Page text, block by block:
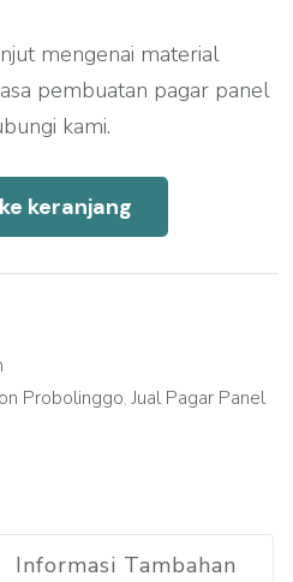
mengenai material
pembuatan pagar panel
kami.
keranjang
Probolinggo,Jual Pagar Panel
Informasi Tambahan